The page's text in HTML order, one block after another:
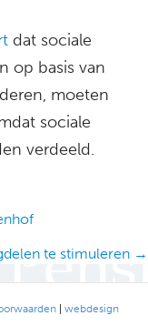
dat sociale
op basis van
moeten
sociale
verdeeld.
te stimuleren →
| webdesign